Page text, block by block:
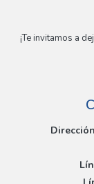
¡Te invitamos a